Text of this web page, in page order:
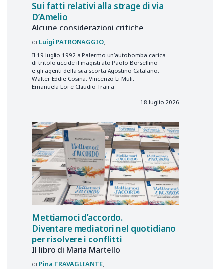
Sui fatti relativi alla strage di via
D’Amelio
Alcune considerazioni critiche
Luigi PATRONAGGIO
Il 19 luglio 1992 a Palermo un’autobomba carica
di tritolo uccide il magistrato Paolo Borsellino
e gli agenti della sua scorta Agostino Catalano,
Walter Eddie Cosina, Vincenzo Li Muli,
Emanuela Loi e Claudio Traina
18 luglio 2026
Mettiamoci d’accordo.
Diventare mediatori nel quotidiano
per risolvere i conflitti
Il libro di Maria Martello
Pina TRAVAGLIANTE